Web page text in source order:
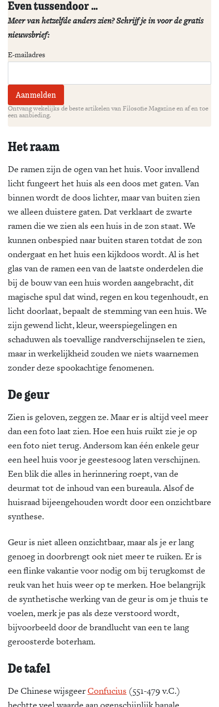
Even tussendoor …
Meer van hetzelfde anders zien? Schrijf je in voor de gratis
nieuwsbrief:
E-mailadres
Ontvang wekelijks de beste artikelen van Filosofie Magazine en af en toe
een aanbieding.
Het raam
De ramen zijn de ogen van het huis. Voor invallend
licht fungeert het huis als een doos met gaten. Van
binnen wordt de doos lichter, maar van buiten zien
we alleen duistere gaten. Dat verklaart de zwarte
ramen die we zien als een huis in de zon staat. We
kunnen onbespied naar buiten staren totdat de zon
ondergaat en het huis een kijkdoos wordt. Al is het
glas van de ramen een van de laatste onderdelen die
bij de bouw van een huis worden aangebracht, dit
magische spul dat wind, regen en kou tegenhoudt, en
licht doorlaat, bepaalt de stemming van een huis. We
zijn gewend licht, kleur, weerspiegelingen en
schaduwen als toevallige randverschijnselen te zien,
maar in werkelijkheid zouden we niets waarnemen
zonder deze spookachtige fenomenen.
De geur
Zien is geloven, zeggen ze. Maar er is altijd veel meer
dan een foto laat zien. Hoe een huis ruikt zie je op
een foto niet terug. Andersom kan één enkele geur
een heel huis voor je geestesoog laten verschijnen.
Een blik die alles in herinnering roept, van de
deurmat tot de inhoud van een bureaula. Alsof de
huisraad bijeengehouden wordt door een onzichtbare
synthese.
Geur is niet alleen onzichtbaar, maar als je er lang
genoeg in doorbrengt ook niet meer te ruiken. Er is
een flinke vakantie voor nodig om bij terugkomst de
reuk van het huis weer op te merken. Hoe belangrijk
de synthetische werking van de geur is om je thuis te
voelen, merk je pas als deze verstoord wordt,
bijvoorbeeld door de brandlucht van een te lang
geroosterde boterham.
De tafel
De Chinese wijsgeer Confucius (551-479 v.C.)